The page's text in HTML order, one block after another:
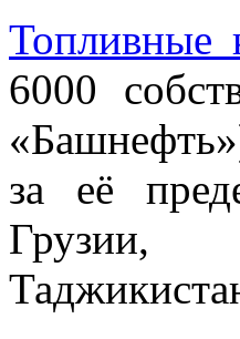
Топливные
6000
за её
Грузии,